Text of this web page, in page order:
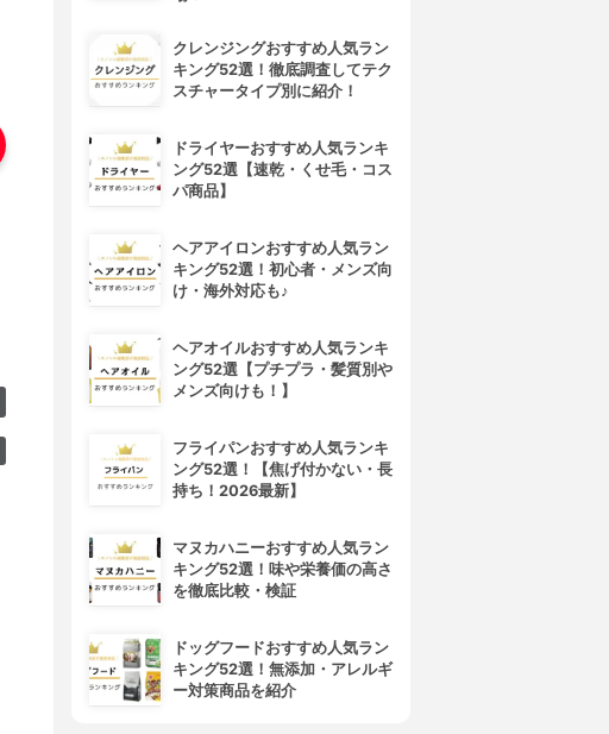
クレンジングおすすめ人気ラン
キング52選！徹底調査してテク
スチャータイプ別に紹介！
ドライヤーおすすめ人気ランキ
ング52選【速乾・くせ毛・コス
パ商品】
ヘアアイロンおすすめ人気ラン
キング52選！初心者・メンズ向
け・海外対応も♪
ヘアオイルおすすめ人気ランキ
ング52選【プチプラ・髪質別や
メンズ向けも！】
フライパンおすすめ人気ランキ
ング52選！【焦げ付かない・長
持ち！2026最新】
マヌカハニーおすすめ人気ラン
キング52選！味や栄養価の高さ
を徹底比較・検証
ドッグフードおすすめ人気ラン
キング52選！無添加・アレルギ
ー対策商品を紹介